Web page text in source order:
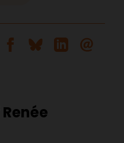
Partager sur Facebook
Partager sur
Partager sur